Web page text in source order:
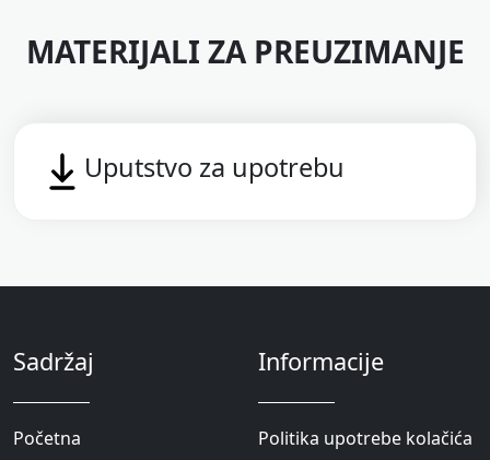
MATERIJALI ZA PREUZIMANJE
Uputstvo za upotrebu
Sadržaj
Pоčetna
Informacije
Politika upotrebe kolačića